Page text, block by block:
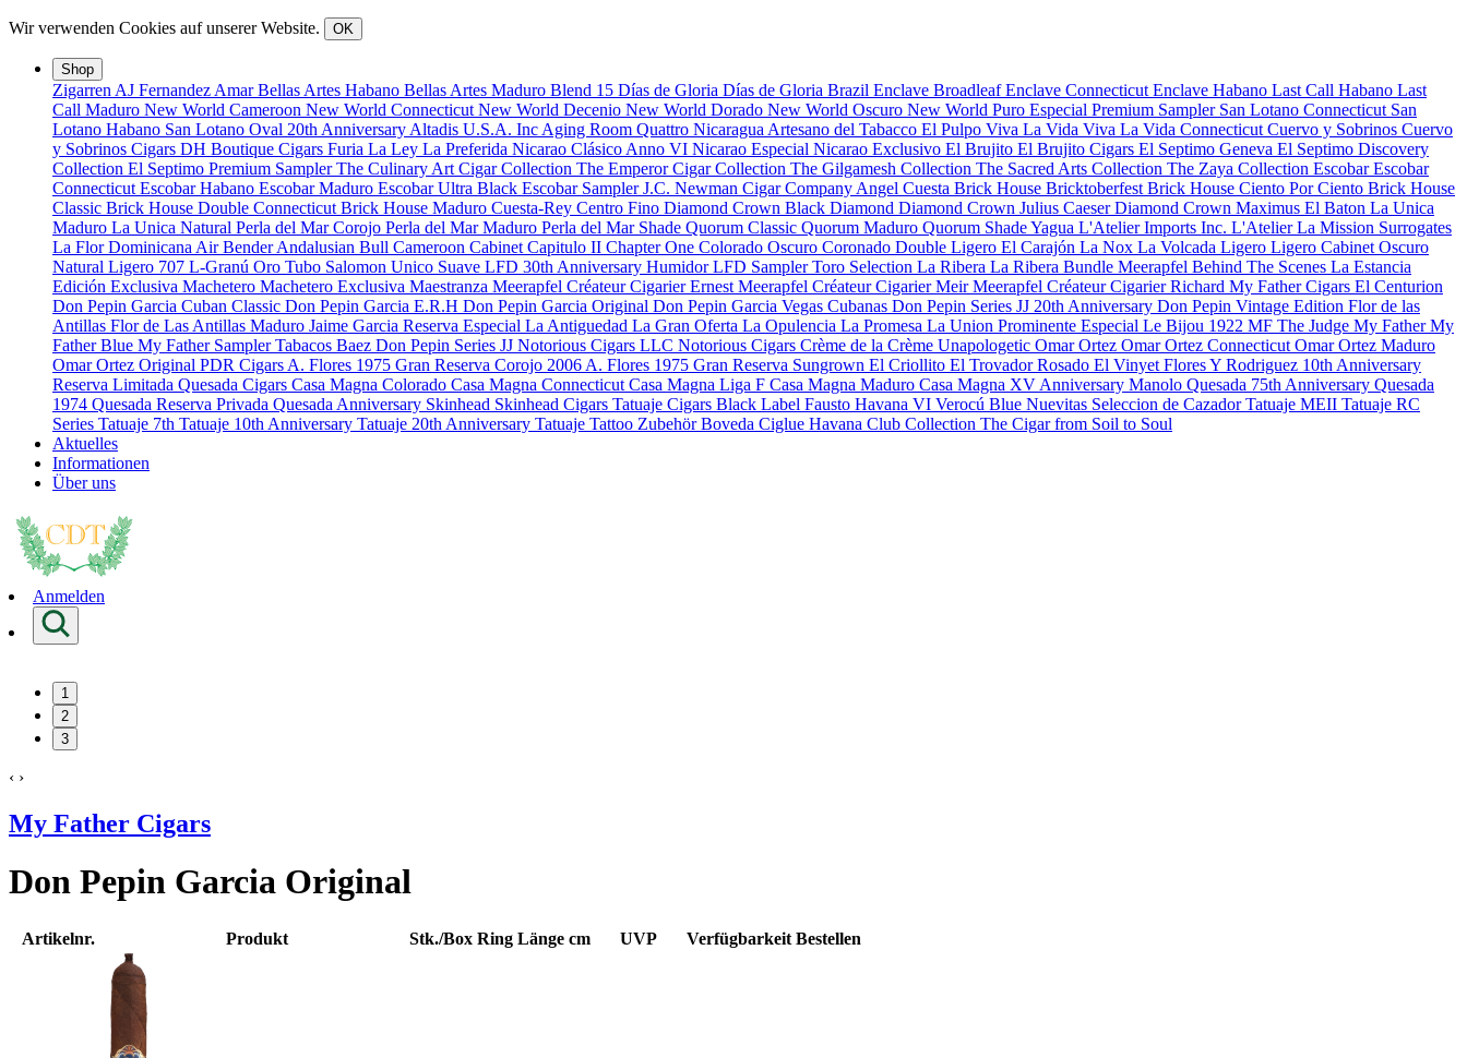
Wir verwenden Cookies auf unserer Website. OK
Shop
Zigarren AJ Fernandez AmarBellas Artes Habano Bellas Artes Maduro Blend 15 Días de Gloria Días de Gloria Brazil Enclave BroadleafEnclave Connecticut Enclave Habano Last Call Habano Last
Call Maduro New World Cameroon New World Connecticut New World Decenio New World Dorado New World Oscuro New World Puro Especial Premium Sampler San Lotano Connecticut San
Lotano Habano San Lotano Oval 20th Anniversary Altadis U.S.A. Inc Aging Room Quattro Nicaragua Artesano del Tabacco El Pulpo Viva La Vida Viva La Vida Connecticut Cuervo y Sobrinos Cuervo
y Sobrinos Cigars DH Boutique Cigars Furia La Ley La Preferida Nicarao Clásico Anno VI Nicarao Especial Nicarao Exclusivo El Brujito El Brujito Cigars El Septimo Geneva El Septimo Discovery
Collection El Septimo Premium SamplerThe Culinary Art Cigar Collection The Emperor Cigar Collection The Gilgamesh Collection The Sacred Arts Collection The Zaya Collection EscobarEscobar
Connecticut Escobar Habano Escobar Maduro Escobar Ultra Black Escobar SamplerJ.C. Newman Cigar Company Angel Cuesta Brick House Bricktoberfest Brick House Ciento Por Ciento Brick House
Classic Brick House Double Connecticut Brick House Maduro Cuesta-Rey Centro Fino Diamond Crown Black Diamond Diamond Crown Julius CaeserDiamond Crown Maximus El Baton La Unica
Maduro La Unica Natural Perla del Mar Corojo Perla del Mar Maduro Perla del Mar Shade Quorum Classic Quorum Maduro Quorum ShadeYagua L'Atelier Imports Inc. L'AtelierLa Mission Surrogates
La Flor Dominicana Air BenderAndalusian Bull Cameroon Cabinet Capitulo II Chapter One Colorado Oscuro Coronado Double Ligero El Carajón La Nox La Volcada Ligero Ligero Cabinet Oscuro
Natural Ligero 707 L-Granú Oro Tubo Salomon Unico Suave LFD 30th Anniversary HumidorLFD Sampler Toro Selection La Ribera La Ribera Bundle Meerapfel Behind The Scenes La Estancia
Edición Exclusiva Machetero Machetero Exclusiva Maestranza Meerapfel Créateur Cigarier Ernest Meerapfel Créateur Cigarier MeirMeerapfel Créateur Cigarier Richard My Father Cigars El Centurion
Don Pepin Garcia Cuban Classic Don Pepin Garcia E.R.H Don Pepin Garcia Original Don Pepin Garcia Vegas Cubanas Don Pepin Series JJ 20th Anniversary Don Pepin Vintage Edition Flor de las
Antillas Flor de Las Antillas Maduro Jaime Garcia Reserva Especial La Antiguedad La Gran Oferta La Opulencia La Promesa La Union Prominente Especial Le Bijou 1922 MF The Judge My FatherMy
Father Blue My Father SamplerTabacos Baez Don Pepin Series JJ Notorious Cigars LLC Notorious Cigars Crème de la Crème Unapologetic Omar Ortez Omar Ortez Connecticut Omar Ortez Maduro
Omar Ortez Original PDR Cigars A. Flores 1975 Gran Reserva Corojo 2006 A. Flores 1975 Gran Reserva Sungrown El Criollito El Trovador Rosado El Vinyet Flores Y Rodriguez 10th Anniversary
Reserva Limitada Quesada Cigars Casa Magna Colorado Casa Magna Connecticut Casa Magna Liga F Casa Magna Maduro Casa Magna XV Anniversary Manolo Quesada 75th Anniversary Quesada
1974 Quesada Reserva Privada Quesada Anniversary Skinhead Skinhead Cigars Tatuaje Cigars Black Label Fausto Havana VI Verocú Blue Nuevitas Seleccion de CazadorTatuaje MEII Tatuaje RC
Series Tatuaje 7th Tatuaje 10th Anniversary Tatuaje 20th Anniversary Tatuaje Tattoo ZubehörBoveda Ciglue Havana Club Collection The Cigar from Soil to Soul
Aktuelles
Informationen
Über uns
Anmelden
1
2
3
‹ ›
My Father Cigars
Don Pepin Garcia Original
Artikelnr. Produkt Stk./Box Ring Länge cm UVP Verfügbarkeit Bestellen